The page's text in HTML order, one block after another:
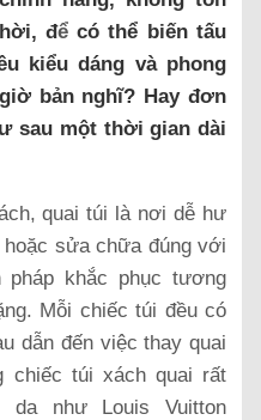
đểcó thể biến tấu
kiểu dáng và phong
bản nghĩ? Hay đơn
sau một thời gian dài
quai túi là nơi dễ hư
sửa chữa đúng với
pháp khắc phục tương
Mỗi chiếc túi đều có
dẫn đến việc thay quai
chiếc túi xách quai rất
như Louis Vuitton